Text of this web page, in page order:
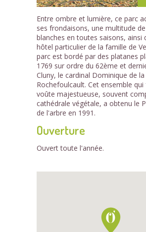
Entre ombre et lumière, ce parc
ses frondaisons, une multitude
blanches en toutes saisons, ainsi
hôtel particulier de la famille de
parc est bordé par des platanes
1769 sur ordre du 62ème et
Cluny, le cardinal Dominique de la
Rochefoulcault. Cet ensemble
voûte majestueuse, souvent
cathédrale végétale, a obtenu le
de l'arbre en 1991.
Ouverture
Ouvert toute l'année.